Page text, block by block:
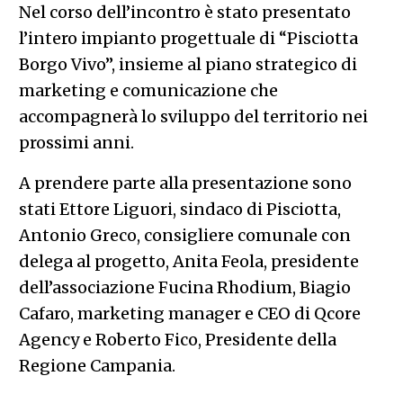
Nel corso dell’incontro è stato presentato
l’intero impianto progettuale di “Pisciotta
Borgo Vivo”, insieme al piano strategico di
marketing e comunicazione che
accompagnerà lo sviluppo del territorio nei
prossimi anni.
A prendere parte alla presentazione sono
stati Ettore Liguori, sindaco di Pisciotta,
Antonio Greco, consigliere comunale con
delega al progetto, Anita Feola, presidente
dell’associazione Fucina Rhodium, Biagio
Cafaro, marketing manager e CEO di Qcore
Agency e Roberto Fico, Presidente della
Regione Campania.